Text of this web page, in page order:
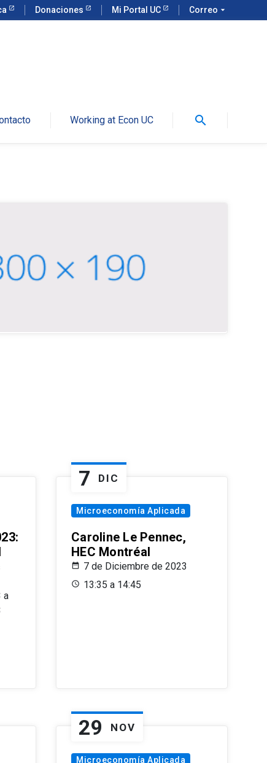
Donaciones Mi Portal UC Correo arrow_drop_down
Working at Econ UC search
a
7 DIC
Microeconomía Aplicada
Caroline Le Pennec,
HEC Montréal
7 de Diciembre de 2023
13:35 a 14:45
29 NOV
Microeconomía Aplicada